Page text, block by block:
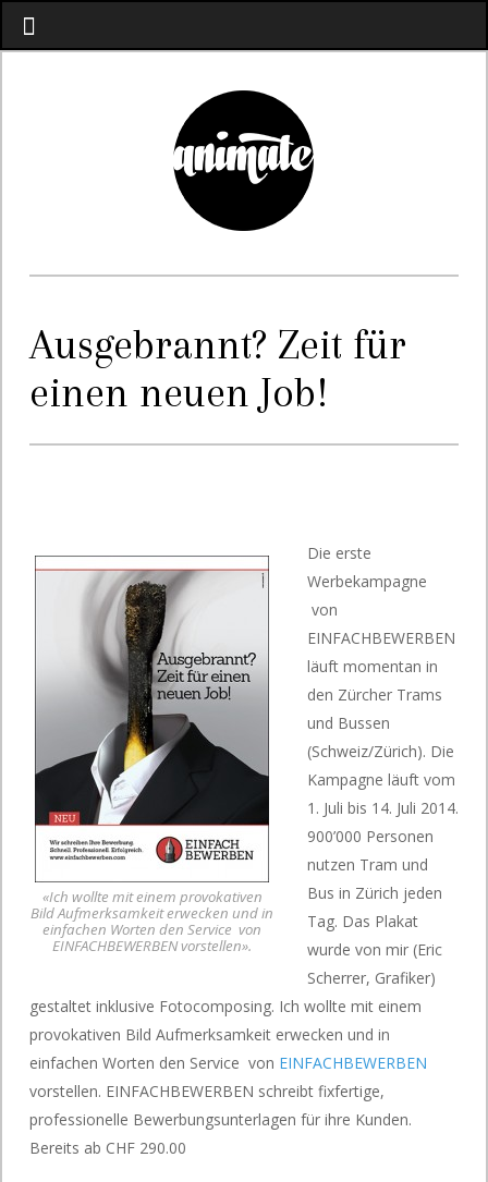
Ausgebrannt? Zeit für
einen neuen Job!
«Ich wollte mit einem provokativen
Bild Aufmerksamkeit erwecken und in
einfachen Worten den Service von
EINFACHBEWERBEN vorstellen».
Die erste
Werbekampagne
von
EINFACHBEWERBEN
läuft momentan in
den Zürcher Trams
und Bussen
(Schweiz/Zürich). Die
Kampagne läuft vom
1. Juli bis 14. Juli 2014.
900’000 Personen
nutzen Tram und
Bus in Zürich jeden
Tag. Das Plakat
wurde von mir (Eric
Scherrer, Grafiker)
gestaltet inklusive Fotocomposing. Ich wollte mit einem
provokativen Bild Aufmerksamkeit erwecken und in
einfachen Worten den Service von EINFACHBEWERBEN
vorstellen. EINFACHBEWERBEN schreibt fixfertige,
professionelle Bewerbungsunterlagen für ihre Kunden.
Bereits ab CHF 290.00